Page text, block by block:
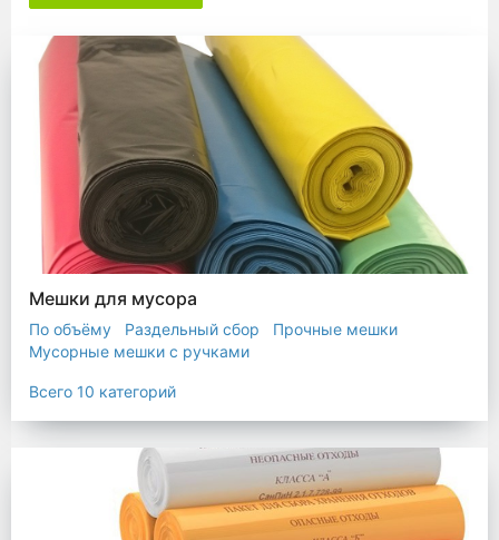
Мешки для мусора
По объёму Раздельный сбор
Прочные мешки
Мусорные мешки с ручками
Прозрачные мешки
Мешки строительные
Мешок для листьев
Всего 10 категорий